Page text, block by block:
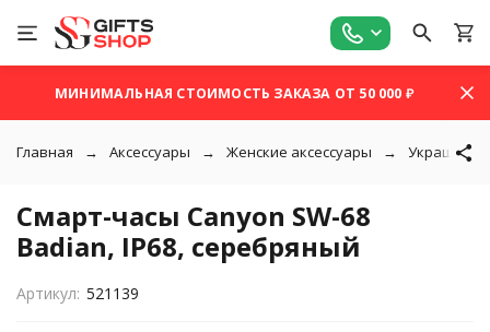
МИНИМАЛЬНАЯ СТОИМОСТЬ ЗАКАЗА ОТ 50 000 ₽
Главная Аксессуары Женские аксессуары Украшения
Смарт-часы Canyon SW-68
Badian, IP68, серебряный
Артикул: 521139